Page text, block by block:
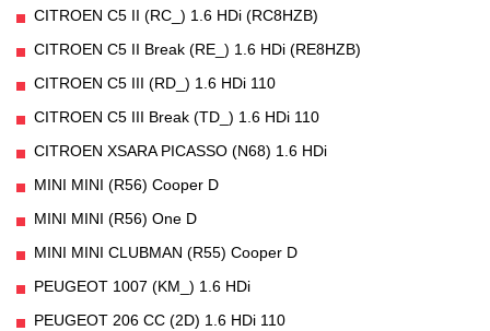
CITROEN C5 II (RC_) 1.6 HDi (RC8HZB)
CITROEN C5 II Break (RE_) 1.6 HDi (RE8HZB)
CITROEN C5 III (RD_) 1.6 HDi 110
CITROEN C5 III Break (TD_) 1.6 HDi 110
CITROEN XSARA PICASSO (N68) 1.6 HDi
MINI MINI (R56) Cooper D
MINI MINI (R56) One D
MINI MINI CLUBMAN (R55) Cooper D
PEUGEOT 1007 (KM_) 1.6 HDi
PEUGEOT 206 CC (2D) 1.6 HDi 110